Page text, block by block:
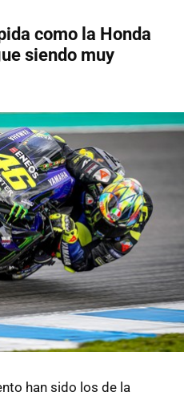
como la Honda
siendo muy
han sido los de la